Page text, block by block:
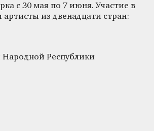
с 30 мая по 7 июня. Участие в
артисты из двенадцати стран:
Народной Республики